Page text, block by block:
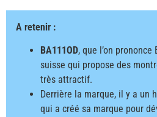
A retenir :
BA111OD, que l’on
suisse qui propose des
très attractif.
Derrière la marque, il y a un
qui a créé sa marque pour